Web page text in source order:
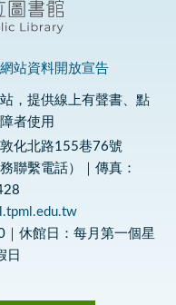
站資料開放宣告
，提供線上有聲書、點
者使用
化北路155巷76號
聯繫電話）｜傳真：
休館日：每月第一個星
日